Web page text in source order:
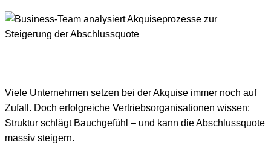
Viele Unternehmen setzen bei der Akquise immer noch auf
Zufall. Doch erfolgreiche Vertriebsorganisationen wissen:
Struktur schlägt Bauchgefühl – und kann die Abschlussquote
massiv steigern.